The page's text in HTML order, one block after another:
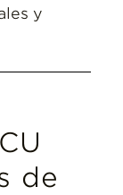
y
de